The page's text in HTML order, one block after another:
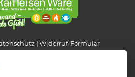
Widerruf-Formular